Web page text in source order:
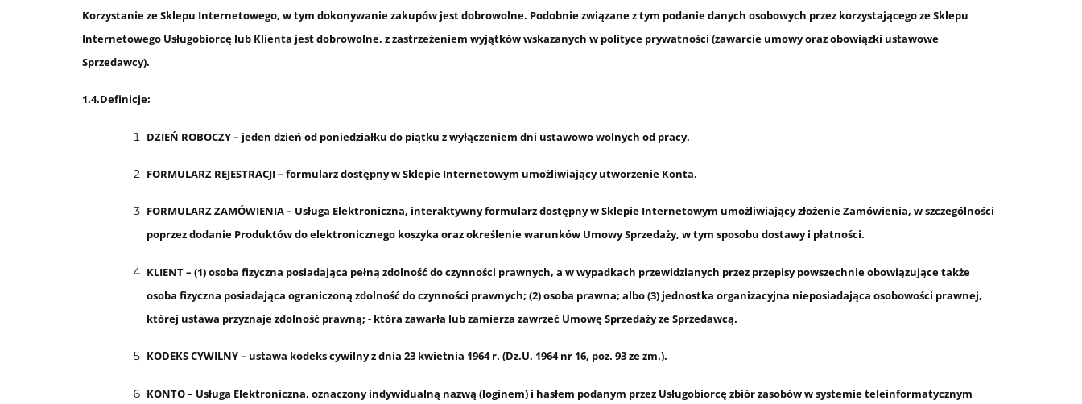
Korzystanie ze Sklepu Internetowego, w tym dokonywanie zakupów jest dobrowolne. Podobnie związane z tym podanie danych osobowych przez korzystającego ze Sklepu
Internetowego Usługobiorcę lub Klienta jest dobrowolne, z zastrzeżeniem wyjątków wskazanych w polityce prywatności (zawarcie umowy oraz obowiązki ustawowe
Sprzedawcy).
1.4.Definicje:
DZIEŃ ROBOCZY – jeden dzień od poniedziałku do piątku z wyłączeniem dni ustawowo wolnych od pracy.
FORMULARZ REJESTRACJI – formularz dostępny w Sklepie Internetowym umożliwiający utworzenie Konta.
FORMULARZ ZAMÓWIENIA – Usługa Elektroniczna, interaktywny formularz dostępny w Sklepie Internetowym umożliwiający złożenie Zamówienia, w szczególności
poprzez dodanie Produktów do elektronicznego koszyka oraz określenie warunków Umowy Sprzedaży, w tym sposobu dostawy i płatności.
KLIENT – (1) osoba fizyczna posiadająca pełną zdolność do czynności prawnych, a w wypadkach przewidzianych przez przepisy powszechnie obowiązujące także
osoba fizyczna posiadająca ograniczoną zdolność do czynności prawnych; (2) osoba prawna; albo (3) jednostka organizacyjna nieposiadająca osobowości prawnej,
której ustawa przyznaje zdolność prawną; - która zawarła lub zamierza zawrzeć Umowę Sprzedaży ze Sprzedawcą.
KODEKS CYWILNY – ustawa kodeks cywilny z dnia 23 kwietnia 1964 r. (Dz.U. 1964 nr 16, poz. 93 ze zm.).
KONTO – Usługa Elektroniczna, oznaczony indywidualną nazwą (loginem) i hasłem podanym przez Usługobiorcę zbiór zasobów w systemie teleinformatycznym